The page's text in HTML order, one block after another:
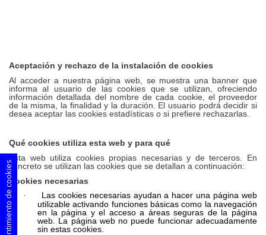
Aceptación y rechazo de la instalación de cookies
Al acceder a nuestra página web, se muestra una banner que
informa al usuario de las cookies que se utilizan, ofreciendo
información detallada del nombre de cada cookie, el proveedor
de la misma, la finalidad y la duración. El usuario podrá decidir si
desea aceptar las cookies estadísticas o si prefiere rechazarlas.
Qué cookies utiliza esta web y para qué
Esta web utiliza cookies propias necesarias y de terceros. En
concreto se utilizan las cookies que se detallan a continuación:
Cookies necesarias
·
Las cookies necesarias ayudan a hacer una página web
utilizable activando funciones básicas como la navegación
en la página y el acceso a áreas seguras de la página
web. La página web no puede funcionar adecuadamente
sin estas cookies.
Consentimiento de cookies